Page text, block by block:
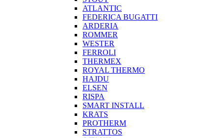
ATLANTIC
FEDERICA BUGATTI
ARDERIA
ROMMER
WESTER
FERROLI
THERMEX
ROYAL THERMO
HAJDU
ELSEN
RISPA
SMART INSTALL
KRATS
PROTHERM
STRATTOS